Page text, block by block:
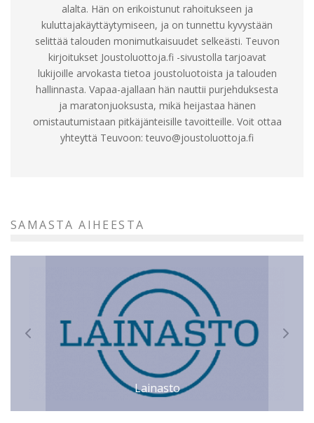
alalta. Hän on erikoistunut rahoitukseen ja
kuluttajakäyttäytymiseen, ja on tunnettu kyvystään
selittää talouden monimutkaisuudet selkeästi. Teuvon
kirjoitukset Joustoluottoja.fi -sivustolla tarjoavat
lukijoille arvokasta tietoa joustoluotoista ja talouden
hallinnasta. Vapaa-ajallaan hän nauttii purjehduksesta
ja maratonjuoksusta, mikä heijastaa hänen
omistautumistaan pitkäjänteisille tavoitteille. Voit ottaa
yhteyttä Teuvoon: teuvo@joustoluottoja.fi
SAMASTA AIHEESTA
Lainasto